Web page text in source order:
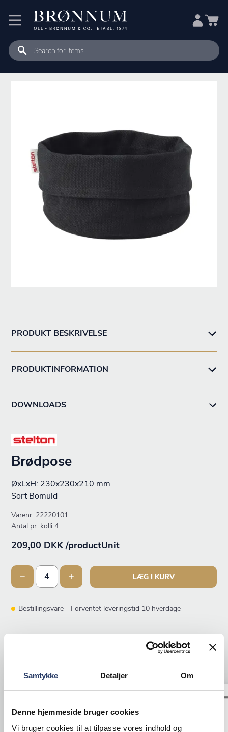
Samtykke Detaljer Om
Denne hjemmeside bruger cookies
Vi bruger cookies til at tilpasse vores indhold og
PRODUKT BESKRIVELSE
PRODUKTINFORMATION
DOWNLOADS
Brødpose
ØxLxH: 230x230x210 mm
Sort Bomuld
Varenr. 22220101
Antal pr. kolli 4
209,00 DKK /productUnit
LÆG I KURV
Bestillingsvare - Forventet leveringstid 10 hverdage
ANDRE KIGGEDE OGSÅ PÅ